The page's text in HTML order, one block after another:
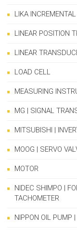
LIKA
LINEAR POSITION
LINEAR
LOAD CELL
MEASURING
MG | SIGNAL
MITSUBISHI |
MOOG | SERVO
MOTOR
NIDEC SHIMPO |
TACHOMETER
NIPPON OIL PUMP